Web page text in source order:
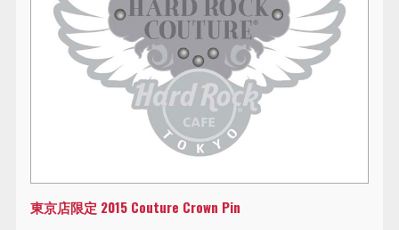
東京店限定 2015 Couture Crown Pin